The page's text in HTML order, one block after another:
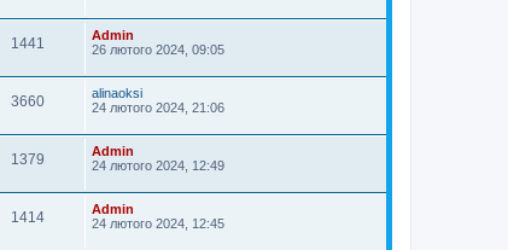
1441
Admin
26 лютого 2024, 09:05
3660
alinaoksi
24 лютого 2024, 21:06
1379
Admin
24 лютого 2024, 12:49
1414
Admin
24 лютого 2024, 12:45